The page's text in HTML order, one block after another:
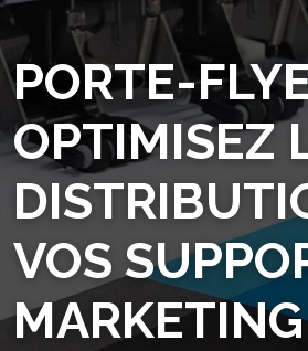
PORTE-
OPTIMISEZ
VOS
MARKETING